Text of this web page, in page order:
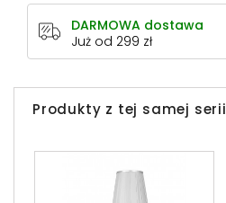
DARMOWA dostawa
Już od 299 zł
Produkty z tej samej serii